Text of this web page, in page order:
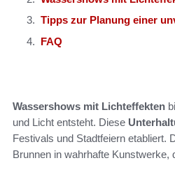
Tipps zur Planung einer
FAQ
Wassershows mit Lichteffekten
und Licht entsteht. Diese
Festivals und Stadtfeiern etabliert.
Brunnen in wahrhafte